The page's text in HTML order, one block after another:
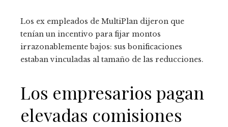
Los ex empleados de MultiPlan dijeron que
tenían un incentivo para fijar montos
irrazonablemente bajos: sus bonificaciones
estaban vinculadas al tamaño de las reducciones.
Los empresarios pagan
elevadas comisiones